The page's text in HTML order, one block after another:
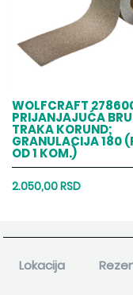
WOLFCRAFT
PRIJANJAJUĆA
TRAKA KORUND;
GRANULACIJA 180
OD 1 KOM.)
2.050,00 RSD
Lokacija